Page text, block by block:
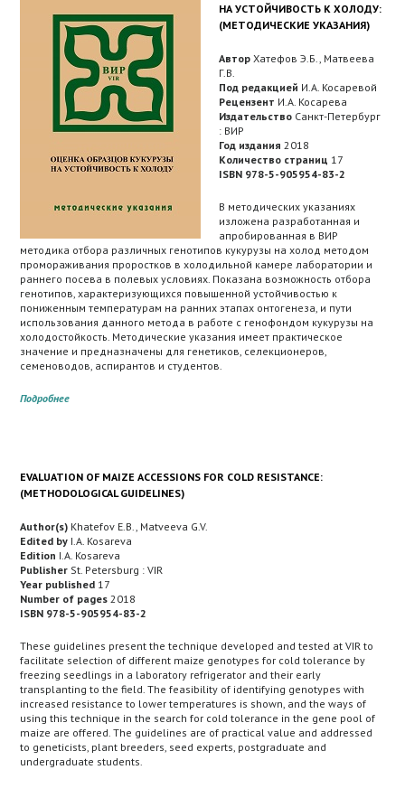
НА УСТОЙЧИВОСТЬ К ХОЛОДУ:
(МЕТОДИЧЕСКИЕ УКАЗАНИЯ)
Автор Хатефов Э.Б., Матвеева
Г.В.
Под редакцией И.А. Косаревой
Рецензент И.А. Косарева
Издательство Санкт-Петербург
: ВИР
Год издания 2018
Количество страниц 17
ISBN 978-5-905954-83-2
В методических указаниях
изложена разработанная и
апробированная в ВИР
методика отбора различных генотипов кукурузы на холод методом
промораживания проростков в холодильной камере лаборатории и
раннего посева в полевых условиях. Показана возможность отбора
генотипов, характеризующихся повышенной устойчивостью к
пониженным температурам на ранних этапах онтогенеза, и пути
использования данного метода в работе с генофондом кукурузы на
холодостойкость. Методические указания имеет практическое
значение и предназначены для генетиков, селекционеров,
семеноводов, аспирантов и студентов.
Подробнее
EVALUATION OF MAIZE ACCESSIONS FOR COLD RESISTANCE:
(METHODOLOGICAL GUIDELINES)
Author(s) Khatefov E.B., Matveeva G.V.
Edited by I.A. Kosareva
Edition I.A. Kosareva
Publisher St. Petersburg : VIR
Year published 17
Number of pages 2018
ISBN 978-5-905954-83-2
These guidelines present the technique developed and tested at VIR to
facilitate selection of different maize genotypes for cold tolerance by
freezing seedlings in a laboratory refrigerator and their early
transplanting to the field. The feasibility of identifying genotypes with
increased resistance to lower temperatures is shown, and the ways of
using this technique in the search for cold tolerance in the gene pool of
maize are offered. The guidelines are of practical value and addressed
to geneticists, plant breeders, seed experts, postgraduate and
undergraduate students.